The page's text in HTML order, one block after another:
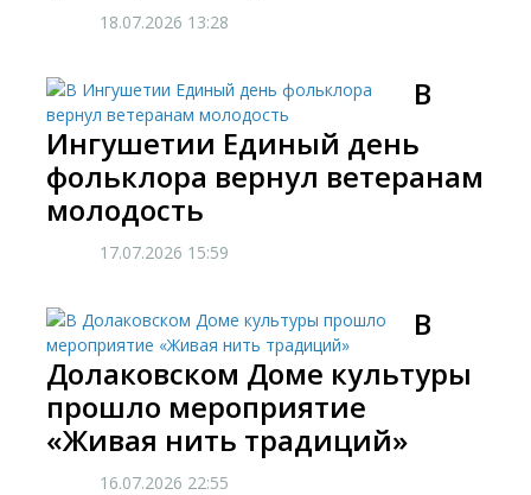
18.07.2026 13:28
В
Ингушетии Единый день
фольклора вернул ветеранам
молодость
17.07.2026 15:59
​В
Долаковском Доме культуры
прошло мероприятие
«Живая нить традиций»
16.07.2026 22:55